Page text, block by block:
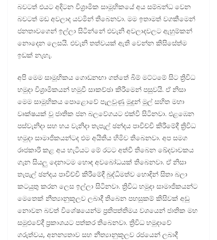
බවටත් එයට අදිටන විශ්‍රාමික සාමූහිකයේ අය සම්බන්ධ වෙන
බවටත් මඩ අවලාද යවමින් තිබෙනවා. මම ඉතාමත් වගකීමෙන්
ජනතාවගෙන් ඉල්ලා සිටින්නේ එවැනි අවලාදවලට ඇහුම්කන්
නොදෙන ලෙසයි. එවැනි තත්වයක් ඇති වෙන්න කිසිසේත්ම
ඉඩක් නැහැ.
අපි මෙම සාමූහිකය ගොඩනඟා ගත්තේ බිම් මට්ටමේ සිට ත්‍රිවිධ
හමුදා විශ්‍රාමිකයන් හමුවී සාකච්ඡා කිරීමෙන් පසුවයි. ඒ නිසා
මෙම සාමූහිකය පොළොවේ පැලවුණු මුදුන් මුල් සහිත මහා
වෘක්ෂයක් වූ ජාතික ජන බලවේගයට එක්වී සිටිනවා. එළඹෙන
පස්වැනිදා සහ හය වැනිදා තැපැල් ඡන්දය පාවිච්චි කිරීමේදී ත්‍රිවිධ
හමුදා සාමාජිකයන්ටද එම අයිතිය හිමිව තිබෙනවා. අප සමග
රාජකාරි කළ අය හැටියට මේ රටට අත්වී තිබෙන ඛේදවාචකය
ගැන සියලු දෙනාටම හොඳ අවබෝධයක් තිබෙනවා. ඒ නිසා
තැපැල් ඡන්දය පාවිච්චි කිරීමේදී බුද්ධිමත්ව හොඳින් සිතා බලා
කටයුතු කරන ලෙස ඉල්ලා සිටිනවා. ත්‍රිවිධ හමුදා සාමාජිකයන්ට
මෙතෙක් නීත්‍යානුකූලව ලබාදී තිබෙන පහසුකම් කිසිවක් අඩු
නොවන බවත් විශේෂයෙන්ම ප්‍රතිපත්තිමය වශයෙන් ජාතික මහ
සමුළුවේදී ප්‍රකාශයට පත්කර තිබෙනවා. ත්‍රිවිධ හමුදාවේ
ගරුත්වය, අනන්‍යතාව සහ නීත්‍යානුකූලව රජයෙන් ලබාදී